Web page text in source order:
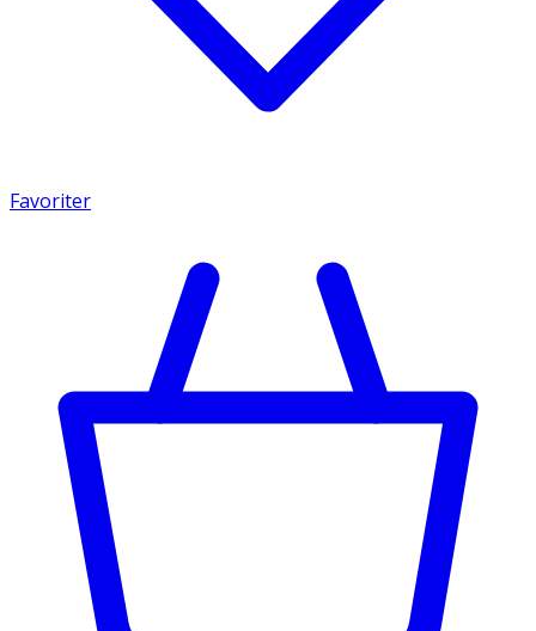
Favoriter